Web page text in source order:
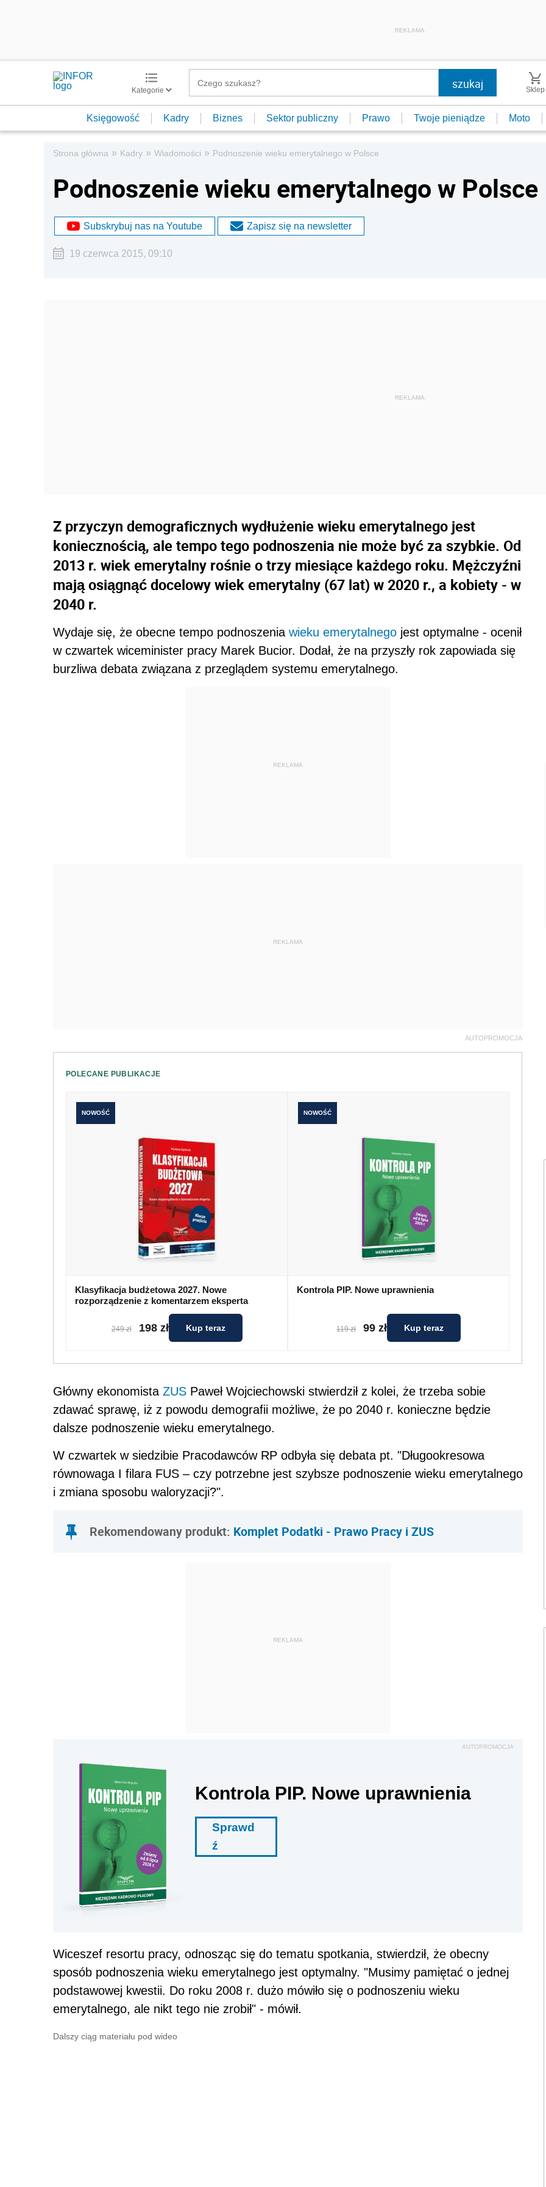
REKLAMA
Kategorie Sklep
Księgowość Kadry Biznes Sektor publiczny Prawo Twoje pieniądze Moto
Strona główna » Kadry » Wiadomości » Podnoszenie wieku emerytalnego w Polsce
Podnoszenie wieku emerytalnego w Polsce
Subskrybuj nas na Youtube Zapisz się na newsletter
19 czerwca 2015, 09:10
Z przyczyn demograficznych wydłużenie wieku emerytalnego jest
koniecznością, ale tempo tego podnoszenia nie może być za szybkie. Od
2013 r. wiek emerytalny rośnie o trzy miesiące każdego roku. Mężczyźni
mają osiągnąć docelowy wiek emerytalny (67 lat) w 2020 r., a kobiety - w
2040 r.
Wydaje się, że obecne tempo podnoszenia wieku emerytalnego jest optymalne - ocenił
w czwartek wiceminister pracy Marek Bucior. Dodał, że na przyszły rok zapowiada się
burzliwa debata związana z przeglądem systemu emerytalnego.
REKLAMA
REKLAMA
AUTOPROMOCJA
POLECANE PUBLIKACJE
NOWOŚĆ
Klasyfikacja budżetowa 2027. Nowe
rozporządzenie z komentarzem eksperta
249 zł 198 zł Kup teraz
NOWOŚĆ
Kontrola PIP. Nowe uprawnienia
119 zł 99 zł Kup teraz
Główny ekonomista ZUS Paweł Wojciechowski stwierdził z kolei, że trzeba sobie
zdawać sprawę, iż z powodu demografii możliwe, że po 2040 r. konieczne będzie
dalsze podnoszenie wieku emerytalnego.
W czwartek w siedzibie Pracodawców RP odbyła się debata pt. "Długookresowa
równowaga I filara FUS – czy potrzebne jest szybsze podnoszenie wieku emerytalnego
i zmiana sposobu waloryzacji?".
Rekomendowany produkt: Komplet Podatki - Prawo Pracy i ZUS
REKLAMA
AUTOPROMOCJA
Kontrola PIP. Nowe uprawnienia
Sprawd
ź
Wiceszef resortu pracy, odnosząc się do tematu spotkania, stwierdził, że obecny
sposób podnoszenia wieku emerytalnego jest optymalny. "Musimy pamiętać o jednej
podstawowej kwestii. Do roku 2008 r. dużo mówiło się o podnoszeniu wieku
emerytalnego, ale nikt tego nie zrobił" - mówił.
Dalszy ciąg materiału pod wideo